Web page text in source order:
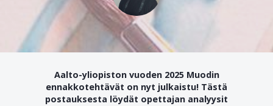
Aalto-yliopiston vuoden 2025 Muodin
ennakkotehtävät on nyt julkaistu! Tästä
postauksesta löydät opettajan analyysit